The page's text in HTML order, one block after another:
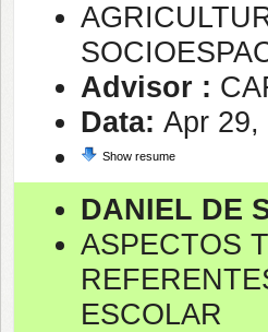
Advisor :
Data: Apr 29,
Show resume
DANIEL DE
ASPECTOS
ESCOLAR